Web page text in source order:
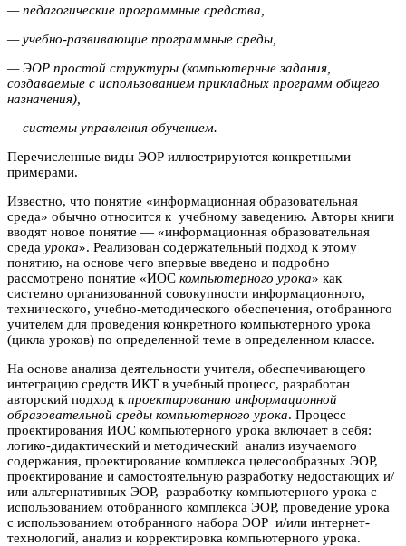
— педагогические программные средства,
— учебно-развивающие программные среды,
— ЭОР простой структуры (компьютерные задания,
создаваемые с использованием прикладных программ общего
назначения),
— системы управления обучением.
Перечисленные виды ЭОР иллюстрируются конкретными
примерами.
Известно, что понятие «информационная образовательная
среда» обычно относится к учебному заведению. Авторы книги
вводят новое понятие — «информационная образовательная
среда урока». Реализован содержательный подход к этому
понятию, на основе чего впервые введено и подробно
рассмотрено понятие «ИОС компьютерного урока» как
системно организованной совокупности информационного,
технического, учебно-методического обеспечения, отобранного
учителем для проведения конкретного компьютерного урока
(цикла уроков) по определенной теме в определенном классе.
На основе анализа деятельности учителя, обеспечивающего
интеграцию средств ИКТ в учебный процесс, разработан
авторский подход к проектированию информационной
образовательной среды компьютерного урока. Процесс
проектирования ИОС компьютерного урока включает в себя:
логико-дидактический и методический анализ изучаемого
содержания, проектирование комплекса целесообразных ЭОР,
проектирование и самостоятельную разработку недостающих и/
или альтернативных ЭОР, разработку компьютерного урока с
использованием отобранного комплекса ЭОР, проведение урока
с использованием отобранного набора ЭОР и/или интернет-
технологий, анализ и корректировка компьютерного урока.